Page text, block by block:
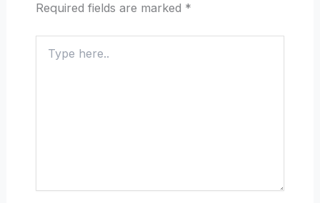
Required fields are marked *
here..